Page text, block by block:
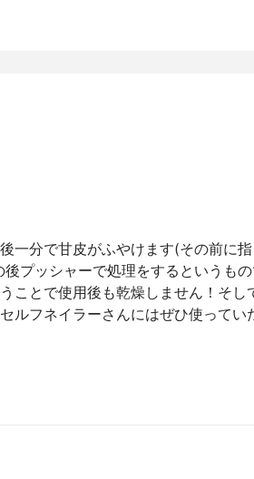
一分で甘皮がふやけます(その前に
プッシャーで処理をするというもの
ことで使用後も乾燥しません！そし
ルフネイラーさんにはぜひ使ってい